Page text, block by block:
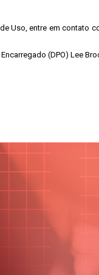
Uso, entre em contato
(DPO) Lee